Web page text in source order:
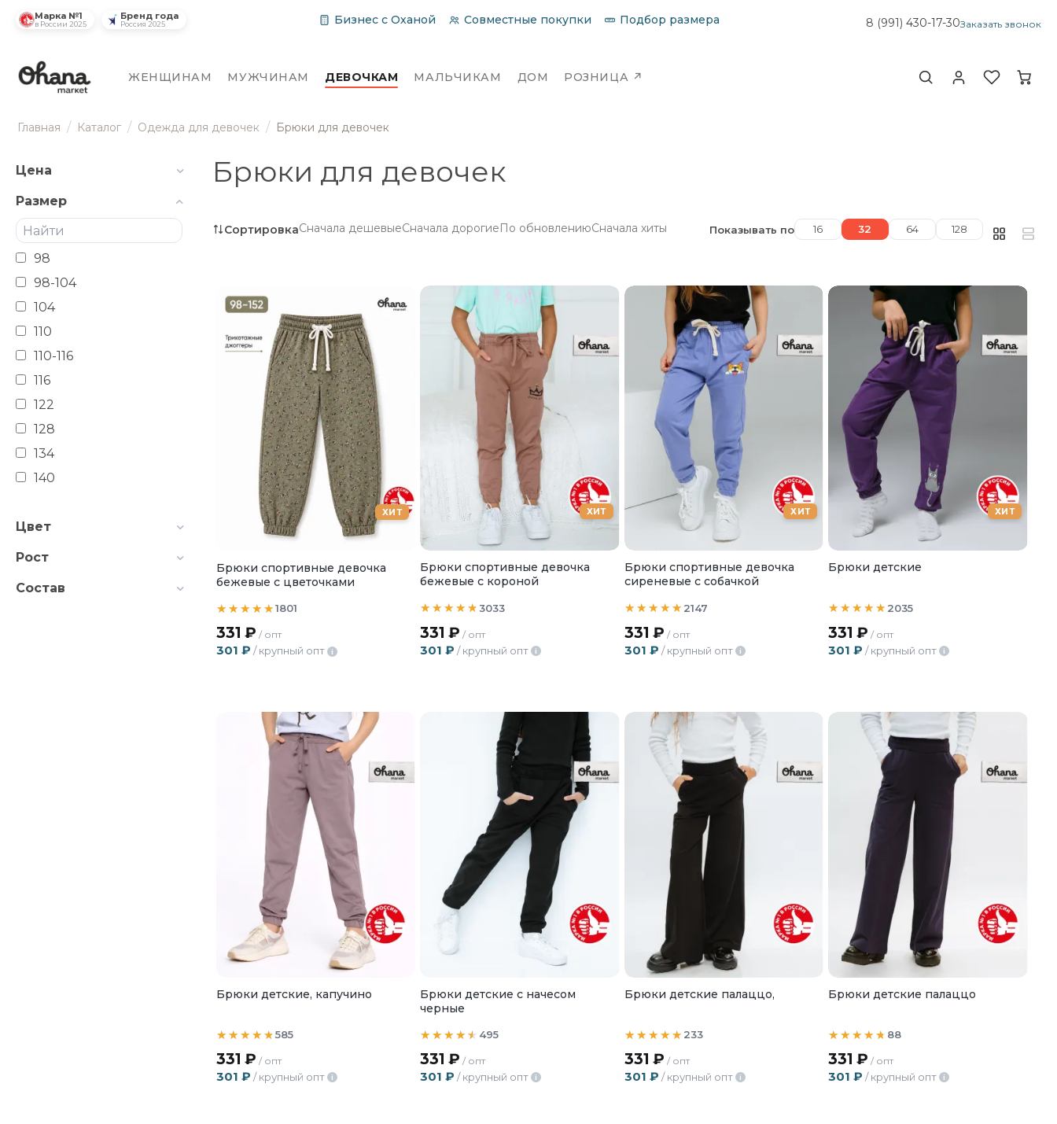
Марка №1
в России 2025
Бренд года
Россия 2025 Бизнес с Оханой Совместные покупки Подбор размера 8 (991) 430-17-30Заказать звонок
ЖЕНЩИНАМ МУЖЧИНАМ ДЕВОЧКАМ МАЛЬЧИКАМ ДОМ РОЗНИЦА ↗
Главная / Каталог / Одежда для девочек / Брюки для девочек
Цена
Размер
98
98-104
104
110
110-116
116
122
128
134
140
152
158
Цвет
Рост
Состав
Брюки для девочек
СортировкаСначала дешевыеСначала дорогиеПо обновлениюСначала хиты Показывать по 16 32 64 128
ХИТ
Брюки спортивные девочка
бежевые с цветочками
1801
331 ₽ / опт
301 ₽ / крупный опт i
ХИТ
Брюки спортивные девочка
бежевые с короной
3033
331 ₽ / опт
301 ₽ / крупный опт i
ХИТ
Брюки спортивные девочка
сиреневые с собачкой
2147
331 ₽ / опт
301 ₽ / крупный опт i
ХИТ
Брюки детские
2035
331 ₽ / опт
301 ₽ / крупный опт i
Брюки детские, капучино
585
331 ₽ / опт
301 ₽ / крупный опт i
Брюки детские с начесом
черные
495
331 ₽ / опт
301 ₽ / крупный опт i
Брюки детские палаццо,
233
331 ₽ / опт
301 ₽ / крупный опт i
Брюки детские палаццо
88
331 ₽ / опт
301 ₽ / крупный опт i